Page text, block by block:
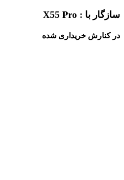
سازگار با : X55 Pro
در کنارش خریداری شده